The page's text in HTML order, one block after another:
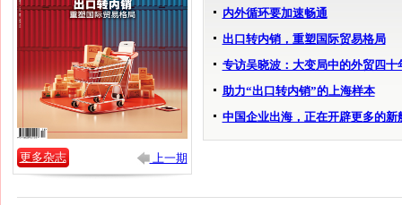
更多杂志 上一期
内外循环要加速畅通
出口转内销，重塑国际贸易格局
专访吴晓波：大变局中的外贸四十
助力“出口转内销”的上海样本
中国企业出海，正在开辟更多的新